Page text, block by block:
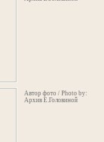
Автор фото / Photo by:
Архив Е.Головиной